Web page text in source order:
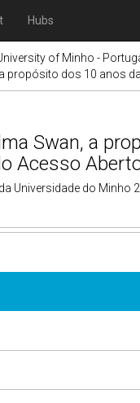
Hubs
of Minho -
propósito dos 10 anos
Swan, a
Acesso
Universidade do Minho